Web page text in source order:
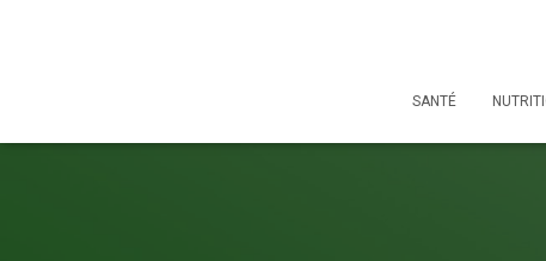
SANTÉ